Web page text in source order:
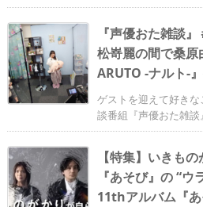
『声優おた雑談
松嵜麗の間で桑
ARUTO -ナルト-
ゲストを迎えて好き
談番組『声優おた雑談
【特集】いきも
『あそび』の “ウ
11thアルバム『